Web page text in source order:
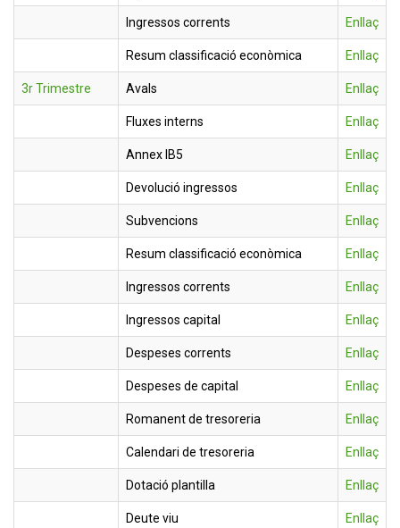
Ingressos corrents Enllaç
Resum classificació econòmica Enllaç
3r Trimestre Avals Enllaç
Fluxes interns Enllaç
Annex IB5 Enllaç
Devolució ingressos Enllaç
Subvencions Enllaç
Resum classificació econòmica Enllaç
Ingressos corrents Enllaç
Ingressos capital Enllaç
Despeses corrents Enllaç
Despeses de capital Enllaç
Romanent de tresoreria Enllaç
Calendari de tresoreria Enllaç
Dotació plantilla Enllaç
Deute viu Enllaç